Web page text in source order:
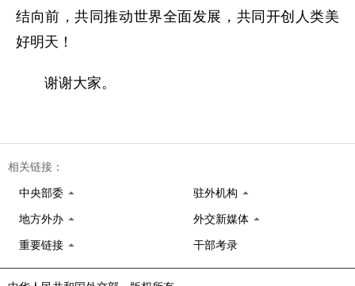
结向前，共同推动世界全面发展，共同开创人类美
好明天！
谢谢大家。
相关链接：
中央部委 驻外机构
地方外办 外交新媒体
重要链接 干部考录